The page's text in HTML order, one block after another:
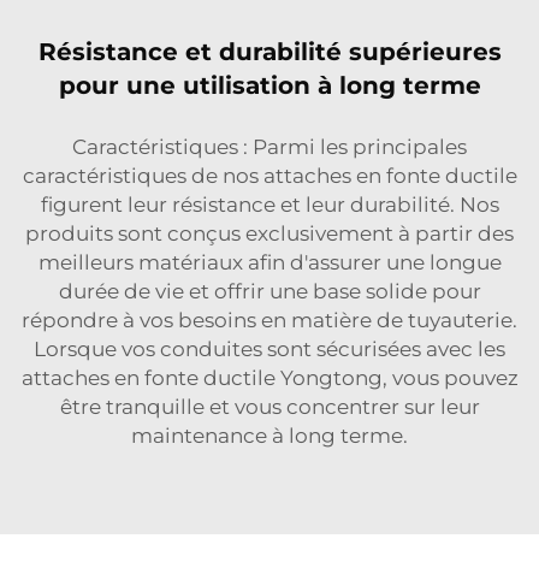
Résistance et durabilité supérieures
pour une utilisation à long terme
Caractéristiques : Parmi les principales
caractéristiques de nos attaches en fonte ductile
figurent leur résistance et leur durabilité. Nos
produits sont conçus exclusivement à partir des
meilleurs matériaux afin d'assurer une longue
durée de vie et offrir une base solide pour
répondre à vos besoins en matière de tuyauterie.
Lorsque vos conduites sont sécurisées avec les
attaches en fonte ductile Yongtong, vous pouvez
être tranquille et vous concentrer sur leur
maintenance à long terme.